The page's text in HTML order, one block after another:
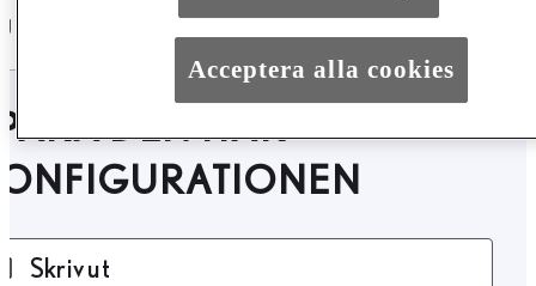
DEN HÄR
Skriv ut
Acceptera alla cookies